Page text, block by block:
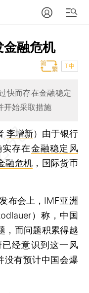
金融危机
T中
快而存在金融稳定
开始采取措施
李增新） 由于银行
存在金融稳定风
融危机 ，国际货币
会上，IMF亚洲
）称，中国
，而问题积累得越
经意识到这一风
没有预计中国会爆